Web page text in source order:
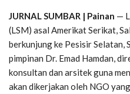
JURNAL SUMBAR | Painan —
(LSM) asal Amerikat Serikat,
berkunjung ke Pesisir Selatan,
pimpinan Dr. Emad Hamdan,
konsultan dan arsitek guna
akan dikerjakan oleh NGO